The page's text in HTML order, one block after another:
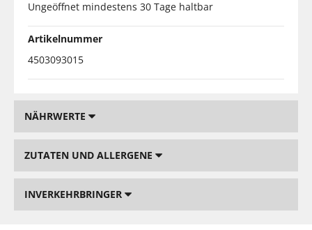
Ungeöffnet mindestens 30 Tage haltbar
Artikelnummer
4503093015
NÄHRWERTE
ZUTATEN UND ALLERGENE
INVERKEHRBRINGER